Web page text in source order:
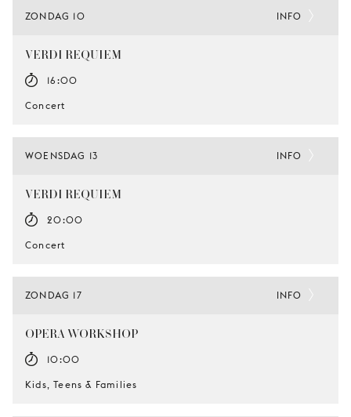
ZONDAG 10
VERDI REQUIEM
16:00
Concert
INFO
WOENSDAG 13
VERDI REQUIEM
20:00
Concert
INFO
ZONDAG 17
OPERA-WORKSHOP
10:00
Kids, Teens & Families
INFO